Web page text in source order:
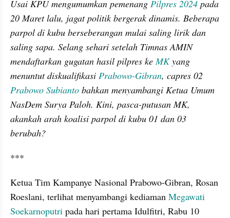
Usai KPU mengumumkan pemenang Pilpres 2024 pada
20 Maret lalu, jagat politik bergerak dinamis. Beberapa
parpol di kubu berseberangan mulai saling lirik dan
saling sapa. Selang sehari setelah Timnas AMIN
mendaftarkan gugatan hasil pilpres ke MK yang
menuntut diskualifikasi Prabowo-Gibran
Prabowo Subianto bahkan menyambangi Ketua Umum
NasDem Surya Paloh. Kini, pasca-putusan MK,
akankah arah koalisi parpol di kubu 01 dan 03
berubah?
***
Ketua Tim Kampanye Nasional Prabowo-Gibran, Rosan
Roeslani, terlihat menyambangi kediaman Megawati
Soekarnoputri pada hari pertama Idulfitri, Rabu 10